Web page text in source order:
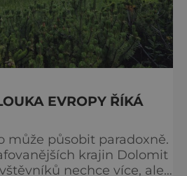
EVROPY ŘÍKÁ
může působit paradoxně.
krajin Dolomit
nechce více, ale